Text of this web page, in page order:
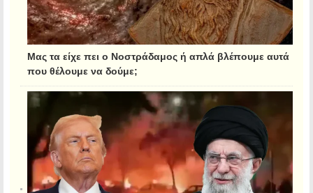
Μας τα είχε πει ο Νοστράδαμος ή απλά βλέπουμε αυτά
που θέλουμε να δούμε;